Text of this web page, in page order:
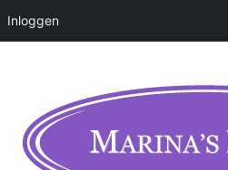
Inloggen